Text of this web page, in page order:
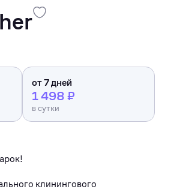
от 7 дней
1 498 ₽
в сутки
клинингового